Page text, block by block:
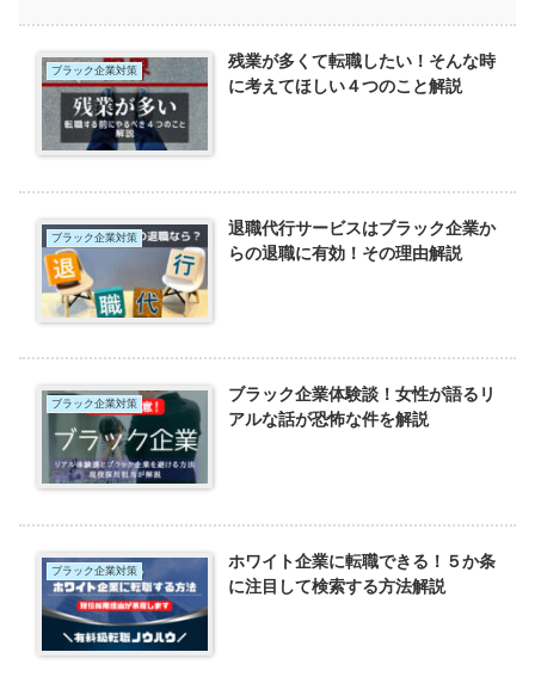
ブラック企業対策
残業が多くて転職したい！そんな時
に考えてほしい４つのこと解説
ブラック企業対策
退職代行サービスはブラック企業か
らの退職に有効！その理由解説
ブラック企業対策
ブラック企業体験談！女性が語るリ
アルな話が恐怖な件を解説
ブラック企業対策
ホワイト企業に転職できる！５か条
に注目して検索する方法解説